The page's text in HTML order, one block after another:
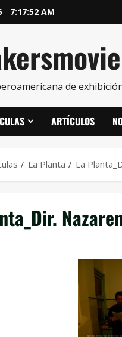
7:17:53 AM
de
ARTÍCULOS
La Planta La